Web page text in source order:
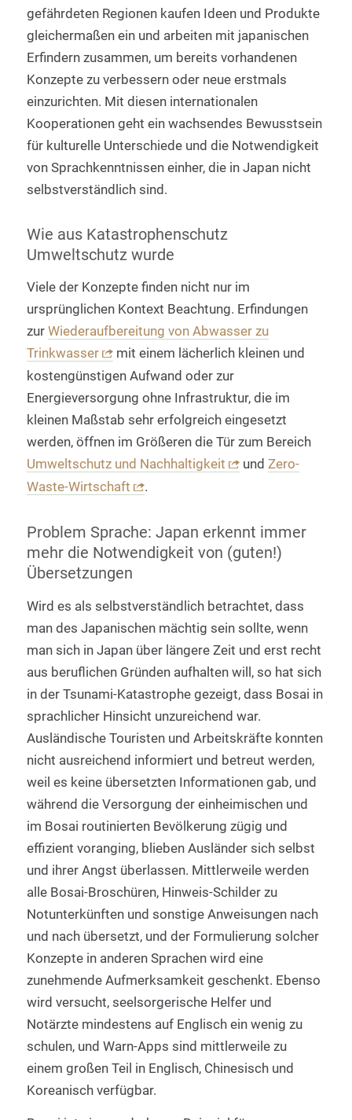
gefährdeten Regionen kaufen Ideen und Produkte
gleichermaßen ein und arbeiten mit japanischen
Erfindern zusammen, um bereits vorhandenen
Konzepte zu verbessern oder neue erstmals
einzurichten. Mit diesen internationalen
Kooperationen geht ein wachsendes Bewusstsein
für kulturelle Unterschiede und die Notwendigkeit
von Sprachkenntnissen einher, die in Japan nicht
selbstverständlich sind.
Wie aus Katastrophenschutz
Umweltschutz wurde
Viele der Konzepte finden nicht nur im
ursprünglichen Kontext Beachtung. Erfindungen
zur Wiederaufbereitung von Abwasser zu
Trinkwasser
mit einem lächerlich kleinen und
kostengünstigen Aufwand oder zur
Energieversorgung ohne Infrastruktur, die im
kleinen Maßstab sehr erfolgreich eingesetzt
werden, öffnen im Größeren die Tür zum Bereich
Umweltschutz und Nachhaltigkeit
und Zero-
Waste-Wirtschaft
.
Problem Sprache: Japan erkennt immer
mehr die Notwendigkeit von (guten!)
Übersetzungen
Wird es als selbstverständlich betrachtet, dass
man des Japanischen mächtig sein sollte, wenn
man sich in Japan über längere Zeit und erst recht
aus beruflichen Gründen aufhalten will, so hat sich
in der Tsunami-Katastrophe gezeigt, dass Bosai in
sprachlicher Hinsicht unzureichend war.
Ausländische Touristen und Arbeitskräfte konnten
nicht ausreichend informiert und betreut werden,
weil es keine übersetzten Informationen gab, und
während die Versorgung der einheimischen und
im Bosai routinierten Bevölkerung zügig und
effizient voranging, blieben Ausländer sich selbst
und ihrer Angst überlassen. Mittlerweile werden
alle Bosai-Broschüren, Hinweis-Schilder zu
Notunterkünften und sonstige Anweisungen nach
und nach übersetzt, und der Formulierung solcher
Konzepte in anderen Sprachen wird eine
zunehmende Aufmerksamkeit geschenkt. Ebenso
wird versucht, seelsorgerische Helfer und
Notärzte mindestens auf Englisch ein wenig zu
schulen, und Warn-Apps sind mittlerweile zu
einem großen Teil in Englisch, Chinesisch und
Koreanisch verfügbar.